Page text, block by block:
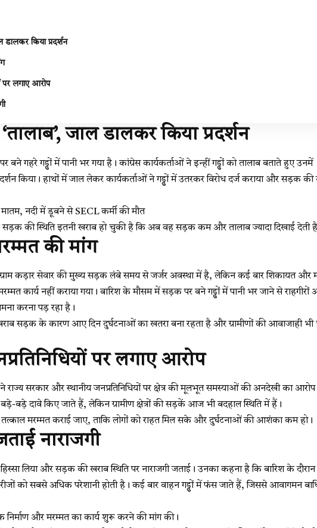
डालकर किया प्रदर्शन
पर लगाए आरोप
‘तालाब’, जाल डालकर किया प्रदर्शन
गहरे गड्ढों में पानी भर गया है। कांग्रेस कार्यकर्ताओं ने इन्हीं गड्ढों को तालाब बताते हुए उनमें
किया। हाथों में जाल लेकर कार्यकर्ताओं ने गड्ढों में उतरकर विरोध दर्ज कराया और सड़क की
नदी में डूबने से SECL कर्मी की मौत
सड़क की स्थिति इतनी खराब हो चुकी है कि अब वह सड़क कम और तालाब ज्यादा दिखाई देती
की मांग
कड़ार सेवार की मुख्य सड़क लंबे समय से जर्जर अवस्था में है, लेकिन कई बार शिकायत और
कार्य नहीं कराया गया। बारिश के मौसम में सड़क पर बने गड्ढों में पानी भर जाने से राहगीरों
करना पड़ रहा है।
सड़क के कारण आए दिन दुर्घटनाओं का खतरा बना रहता है और ग्रामीणों की आवाजाही भी
पर लगाए आरोप
राज्य सरकार और स्थानीय जनप्रतिनिधियों पर क्षेत्र की मूलभूत समस्याओं की अनदेखी का आरोप
बड़े दावे किए जाते हैं, लेकिन ग्रामीण क्षेत्रों की सड़कें आज भी बदहाल स्थिति में हैं।
मरम्मत कराई जाए, ताकि लोगों को राहत मिल सके और दुर्घटनाओं की आशंका कम हो।
नाराजगी
हिस्सा लिया और सड़क की खराब स्थिति पर नाराजगी जताई। उनका कहना है कि बारिश के
को सबसे अधिक परेशानी होती है। कई बार वाहन गड्ढों में फंस जाते हैं, जिससे आवागमन
निर्माण और मरम्मत का कार्य शुरू करने की मांग की।